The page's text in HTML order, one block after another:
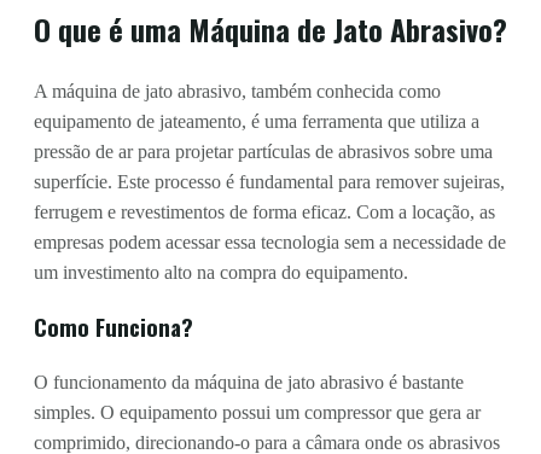
O que é uma Máquina de Jato Abrasivo?
A máquina de jato abrasivo, também conhecida como
equipamento de jateamento, é uma ferramenta que utiliza a
pressão de ar para projetar partículas de abrasivos sobre uma
superfície. Este processo é fundamental para remover sujeiras,
ferrugem e revestimentos de forma eficaz. Com a locação, as
empresas podem acessar essa tecnologia sem a necessidade de
um investimento alto na compra do equipamento.
Como Funciona?
O funcionamento da máquina de jato abrasivo é bastante
simples. O equipamento possui um compressor que gera ar
comprimido, direcionando-o para a câmara onde os abrasivos